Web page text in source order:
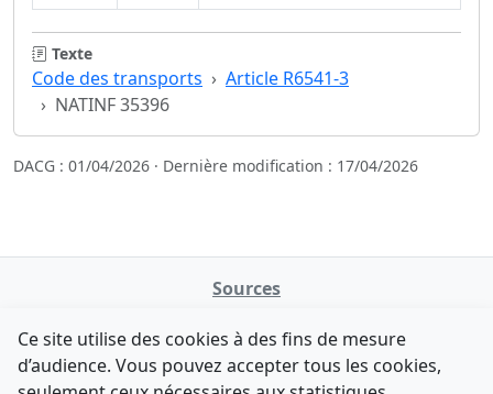
Texte
Code des transports
Article R6541-3
NATINF 35396
DACG : 01/04/2026 · Dernière modification : 17/04/2026
Sources
data.gouv.fr
Legifrance - API
Ce site utilise des cookies à des fins de mesure
d’audience. Vous pouvez accepter tous les cookies,